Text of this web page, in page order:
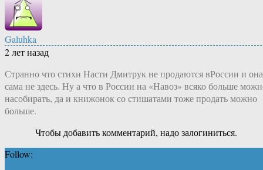
Galuhka
2 лет назад
Странно что стихи Насти Дмитрук не продаются вРоссии и она
сама не здесь. Ну а что в России на «Навоз» всяко больше
насобирать, да и книжонок со стишатами тоже продать можно
больше.
Чтобы добавить комментарий, надо залогиниться.
Follow: